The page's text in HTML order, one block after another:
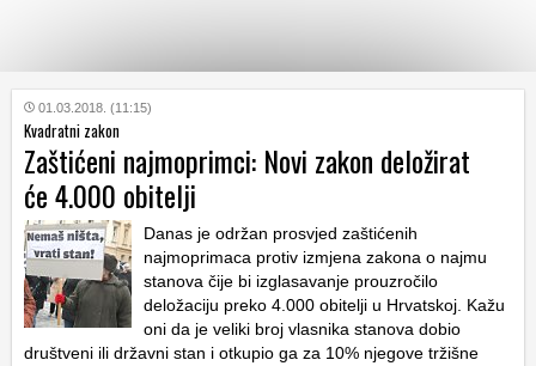
KATEGORIJE
HRVATSKI
WEB
01.03.2018. (11:15)
Kvadratni zakon
Zaštićeni najmoprimci: Novi zakon deložirat
će 4.000 obitelji
Danas je održan prosvjed zaštićenih
najmoprimaca protiv izmjena zakona o najmu
stanova čije bi izglasavanje prouzročilo
deložaciju preko 4.000 obitelji u Hrvatskoj. Kažu
oni da je veliki broj vlasnika stanova dobio
društveni ili državni stan i otkupio ga za 10% njegove tržišne